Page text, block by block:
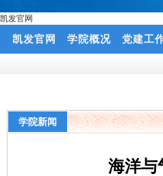
凯发官网
凯发官网 学院概况 党建工
学院新闻
海洋与